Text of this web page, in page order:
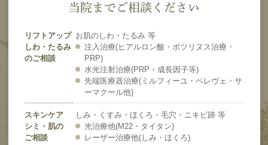
当院までご相談ください
リフトアップ
しわ・たるみ
のご相談
お肌のしわ・たるみ 等
注入治療(ヒアルロン酸・ボツリヌス治療・
PRP)
水光注射治療(PRP・成長因子等)
先端医療器治療(ミルフィーユ・ペレヴェ・サ
ーマクール他)
スキンケア
シミ・肌の
ご相談
しみ・くすみ・ほくろ・毛穴・ニキビ跡 等
光治療他(M22・タイタン)
レーザー治療他(しみ・ほくろ)